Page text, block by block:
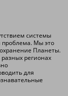
системы
проблема. Мы это
Планеты.
регионах
для